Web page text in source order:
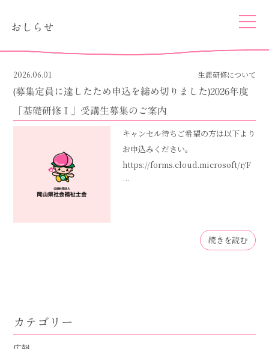
おしらせ
2026.06.01 生涯研修について
(募集定員に達したため申込を締め切りました)2026年度
「基礎研修Ⅰ」受講生募集のご案内
キャンセル待ちご希望の方は以下より
お申込みください。
https://forms.cloud.microsoft/r/F
…
続きを読む
カテゴリー